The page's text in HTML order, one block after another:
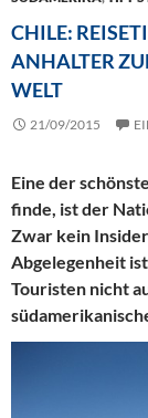
CHILE:
ANHALTER
WELT
21/09/2015
Eine der
finde, ist der
Zwar kein
Abgelegenheit
Touristen nicht